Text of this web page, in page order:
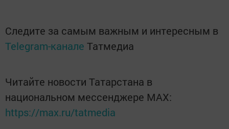
Следите за самым важным и интересным в
Telegram-канале Татмедиа
Читайте новости Татарстана в
национальном мессенджере MАХ:
https://max.ru/tatmedia